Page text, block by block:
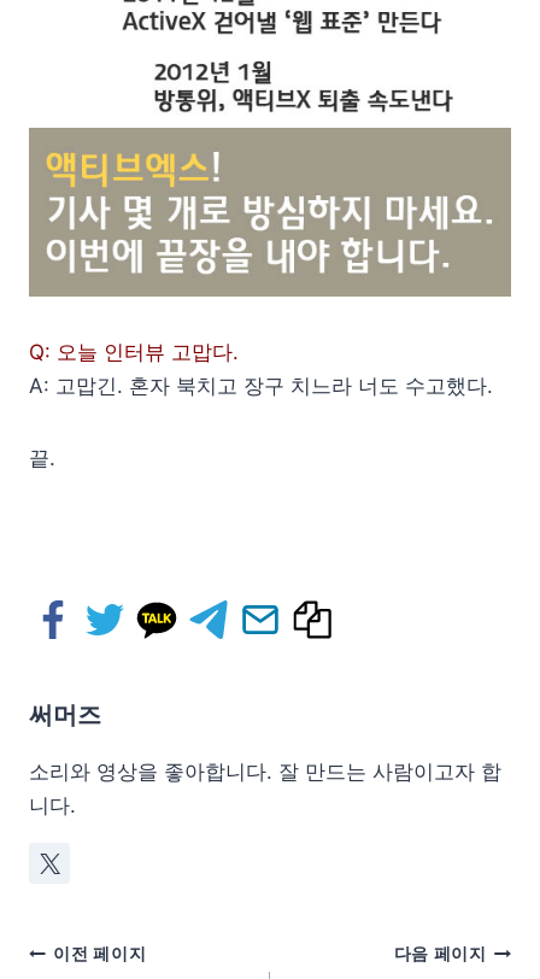
Q: 오늘 인터뷰 고맙다.
A: 고맙긴. 혼자 북치고 장구 치느라 너도 수고했다.
끝.
써머즈
소리와 영상을 좋아합니다. 잘 만드는 사람이고자 합
니다.
이전 페이지 다음 페이지